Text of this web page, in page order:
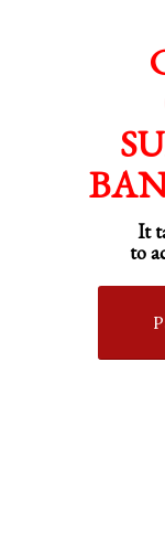
It
to